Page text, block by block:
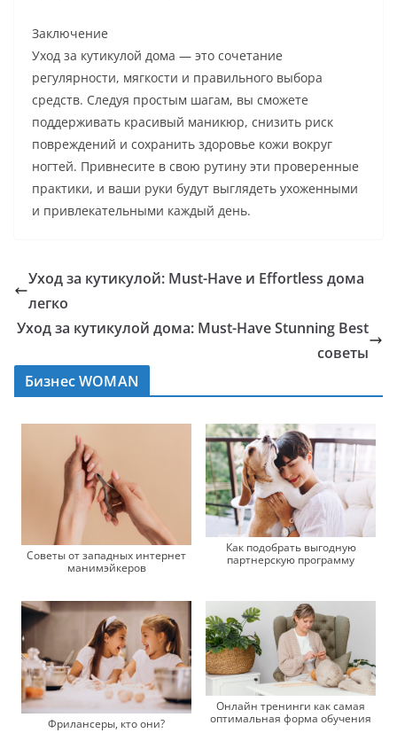
Заключение
Уход за кутикулой дома — это сочетание
регулярности, мягкости и правильного выбора
средств. Следуя простым шагам, вы сможете
поддерживать красивый маникюр, снизить риск
повреждений и сохранить здоровье кожи вокруг
ногтей. Привнесите в свою рутину эти проверенные
практики, и ваши руки будут выглядеть ухоженными
и привлекательными каждый день.
Уход за кутикулой: Must-Have и Effortless дома
легко
Уход за кутикулой дома: Must-Have Stunning Best
советы
Бизнес WOMAN
Советы от западных интернет
манимэйкеров
Как подобрать выгодную
партнерскую программу
Фрилансеры, кто они?
Онлайн тренинги как самая
оптимальная форма обучения